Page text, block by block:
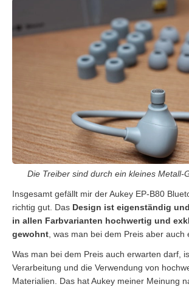
Die Treiber sind durch ein kleines Metall-
Insgesamt gefällt mir der Aukey EP-B80
richtig gut. Das Design ist eigenständig
in allen Farbvarianten hochwertig und
gewohnt, was man bei dem Preis aber auch
Was man bei dem Preis auch erwarten darf,
Verarbeitung und die Verwendung von
Materialien. Das hat Aukey meiner Meinung